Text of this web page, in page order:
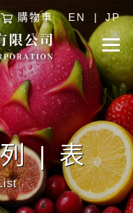
購物車 EN JP
|表